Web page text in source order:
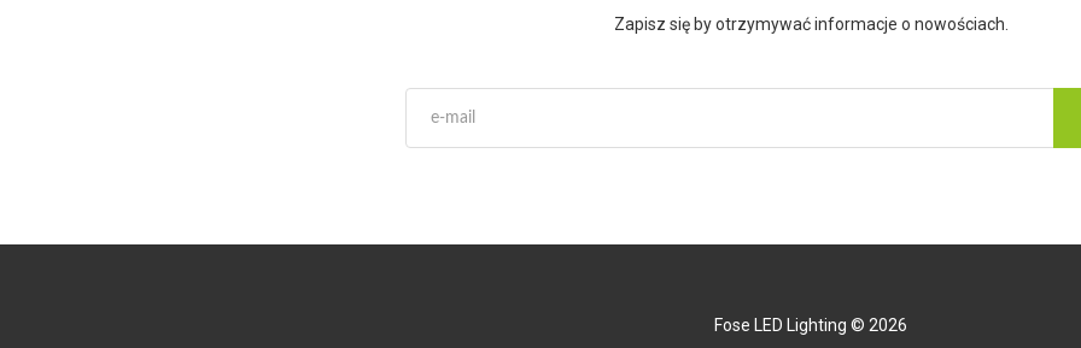
Zapisz się by otrzymywać informacje o nowościach.
Fose LED Lighting © 2026